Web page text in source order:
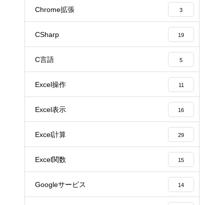
Chrome拡張 3
CSharp 19
C言語 5
Excel操作 11
Excel表示 16
Excel計算 29
Excel関数 15
Googleサービス 14